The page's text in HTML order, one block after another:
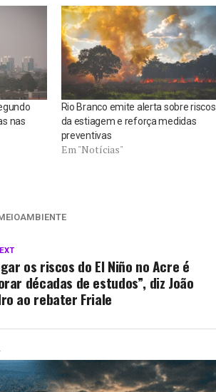
nas
Rio Branco emite alerta sobre riscos
da estiagem e reforça medidas
preventivas
Em "Notícias"
os riscos do El Niño no Acre é
décadas de estudos”, diz João
ao rebater Friale